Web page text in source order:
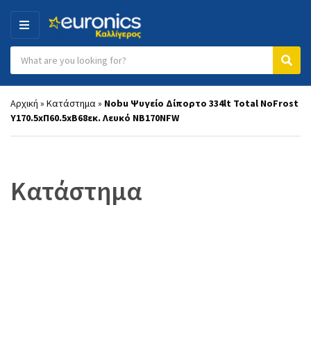
MENU
Category name
Αρχική » Κατάστημα» Nobu Ψυγείο Δίπορτο 334lt Total NoFrost
Υ170.5xΠ60.5xΒ68εκ. Λευκό NB170NFW
Κατάστημα